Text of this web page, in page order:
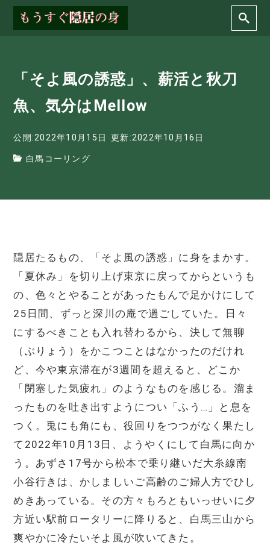
「そよ風の誘惑」、薪活と秋刀
魚、気分はMellow
公開:2022年10月15日 更新:2022年10月16日
白馬コーリング
隠居たるもの、「そよ風の誘惑」に身をまかす。
「夏休み」を切り上げ東京に戻ってからというも
の、色々とやることがあったもんで足かけにして
25日間、ずっと深川の庵で過ごしていた。日々
にするべきことも入れ替わるから、決して無聊
（ぶりょう）をかこつことはなかったのだけれ
ど、今や東京滞在が3週間を超えると、どこか
「閉塞した気疲れ」のようなものを感じる。溜ま
ったものを吐き出すようについ「ふう…」と息を
つく。兎にも角にも、役回りをつつがなく果たし
て2022年10月13日、ようやくにして白馬に向か
う。あずさ17号から松本で乗り継いだ大糸線南
小谷行きは、かしましいご高齢のご婦人方でひし
めきあっている。その方々もろともいっせいに夕
方近い駅前ロータリーに降りると、白馬三山から
爽やかに冷たいそよ風が吹いてきた。